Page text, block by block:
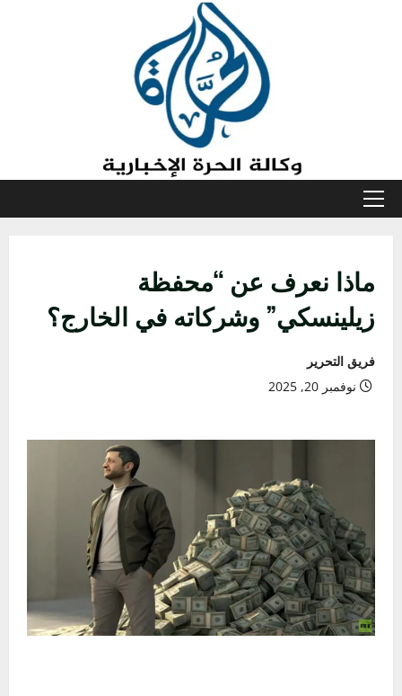
القائمة
ماذا نعرف عن “محفظة
زيلينسكي” وشركاته في الخارج؟
فريق التحرير
نوفمبر 20, 2025